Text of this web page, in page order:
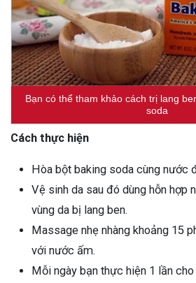
Bạn có thể tham khảo cách trị lang
soda
Cách thực hiện
Hòa bột baking soda cùng nước
Vệ sinh da sau đó dùng hỗn hợp
vùng da bị lang ben.
Massage nhẹ nhàng khoảng 15
với nước ấm.
Mỗi ngày bạn thực hiện 1 lần